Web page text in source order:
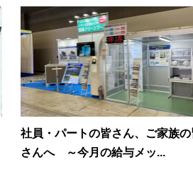
社員・パートの皆さん、ご家族の
さんへ ～今月の給与メッ...